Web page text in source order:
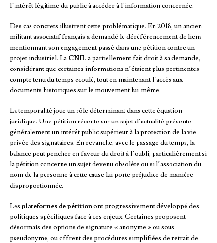
l’intérêt légitime du public à accéder à l’information concernée.
Des cas concrets illustrent cette problématique. En 2018, un ancien
militant associatif français a demandé le déréférencement de liens
mentionnant son engagement passé dans une pétition contre un
projet industriel. La CNILa partiellement fait droit à sa demande,
considérant que certaines informations n’étaient plus pertinentes
compte tenu du temps écoulé, tout en maintenant l’accès aux
documents historiques sur le mouvement lui-même.
La temporalité joue un rôle déterminant dans cette équation
juridique. Une pétition récente sur un sujet d’actualité présente
généralement un intérêt public supérieur à la protection de la vie
privée des signataires. En revanche, avec le passage du temps, la
balance peut pencher en faveur du droit à l’oubli, particulièrement si
la pétition concerne un sujet devenu obsolète ou si l’association du
nom de la personne à cette cause lui porte préjudice de manière
disproportionnée.
Les plateformes de pétitionont progressivement développé des
politiques spécifiques face à ces enjeux. Certaines proposent
désormais des options de signature « anonyme » ou sous
pseudonyme, ou offrent des procédures simplifiées de retrait de